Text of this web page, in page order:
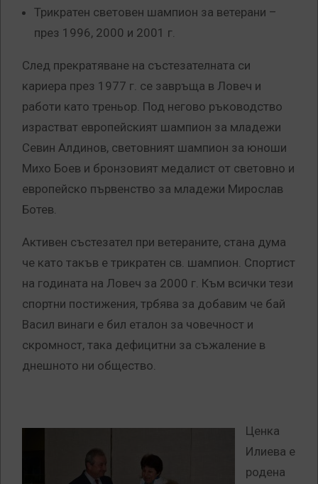
Трикратен световен шампион за ветерани –
през 1996, 2000 и 2001 г.
След прекратяване на състезателната си
кариера през 1977 г. се завръща в Ловеч и
работи като треньор. Под негово ръководство
израстват европейският шампион за младежи
Севин Алдинов, световният шампион за юноши
Михо Боев и бронзовият медалист от световно и
европейско първенство за младежи Мирослав
Ботев.
Активен състезател при ветераните, стана дума
че като такъв е трикратен св. шампион. Спортист
на годината на Ловеч за 2000 г. Към всички тези
спортни постижения, трбява за добавим че бай
Васил винаги е бил еталон за човечност и
скромност, така дефицитни за съжаление в
днешното ни общество.
Ценка
Илиева е
родена